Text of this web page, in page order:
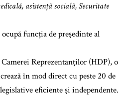
asistență socială, Securitate
funcția de președinte al
Reprezentanților (HDP), o
în mod direct cu peste 20 de
eficiente și independente.